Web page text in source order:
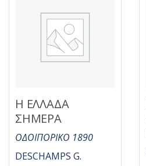
Η ΕΛΛΑΔΑ
ΣΗΜΕΡΑ
ΟΔΟΙΠΟΡΙΚΟ 1890
DESCHAMPS G.